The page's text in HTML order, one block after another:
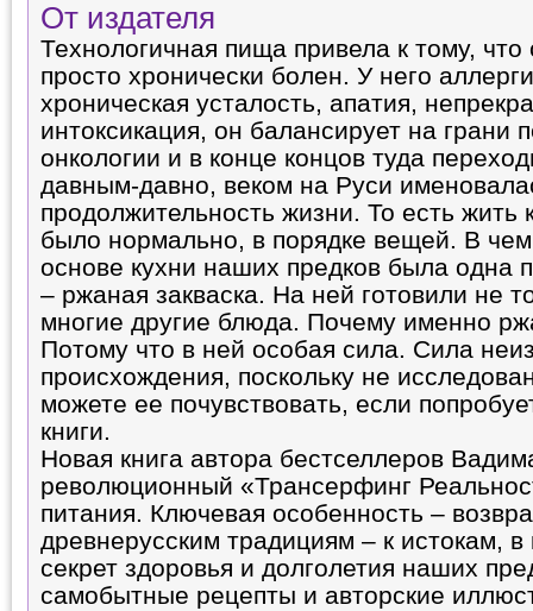
От издателя
Технологичная пища привела к тому,
просто хронически болен. У него
хроническая усталость, апатия,
интоксикация, он балансирует на грани
онкологии и в конце концов туда
давным-давно, веком на Руси
продолжительность жизни. То есть жить
было нормально, в порядке вещей. В чем
основе кухни наших предков была одна
– ржаная закваска. На ней готовили не
многие другие блюда. Почему именно
Потому что в ней особая сила. Сила
происхождения, поскольку не
можете ее почувствовать, если
книги.
Новая книга автора бестселлеров
революционный «Трансерфинг
питания. Ключевая особенность –
древнерусским традициям – к истокам, в
секрет здоровья и долголетия наших
самобытные рецепты и авторские